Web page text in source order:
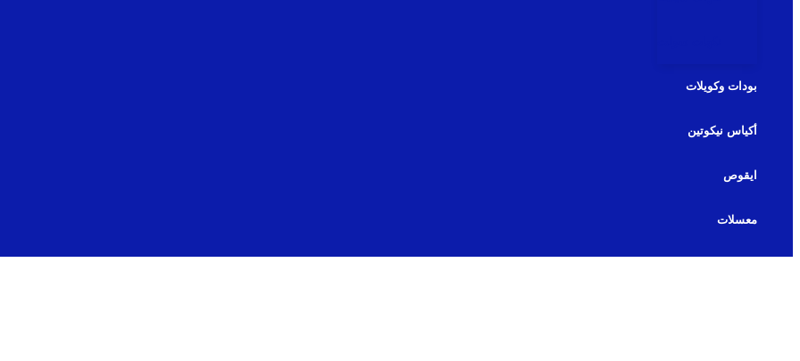
بودات وكويلات
أكياس نيكوتين
ايقوص
معسلات